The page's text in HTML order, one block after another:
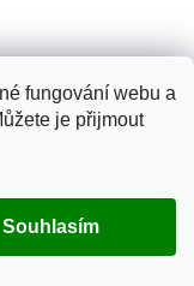
fungování webu a
je přijmout
Souhlasím